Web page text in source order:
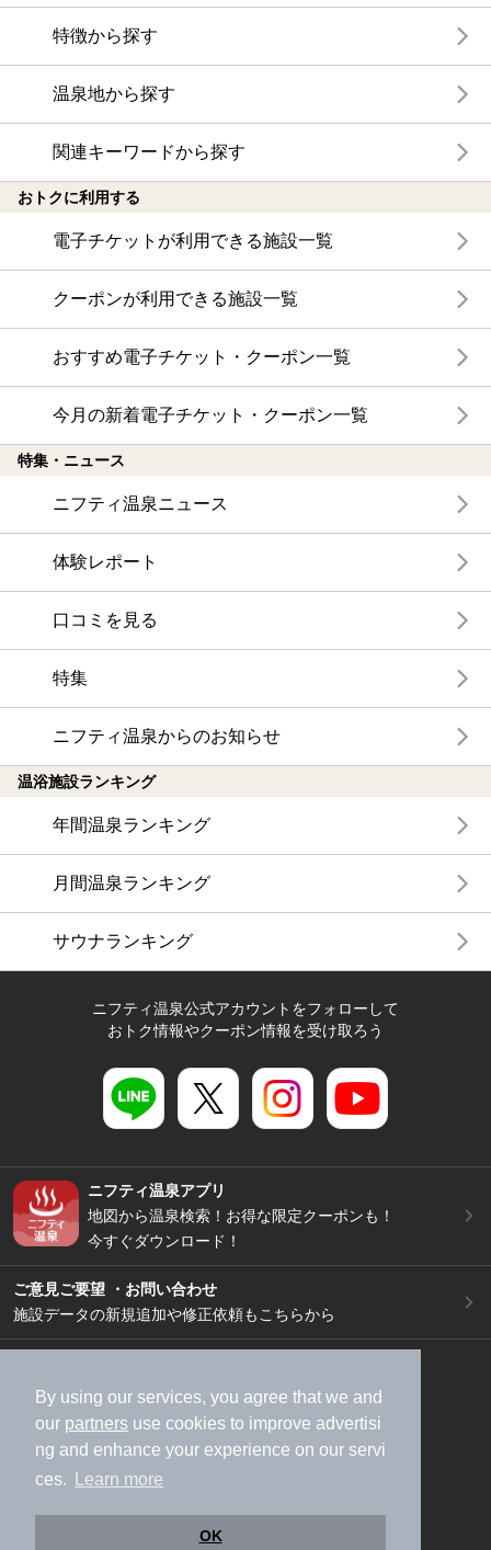
By using our services, you agree that we and
our partners use cookies to improve advertisi
ng and enhance your experience on our servi
ces.
Learn more
OK
特徴から探す
温泉地から探す
関連キーワードから探す
おトクに利用する
電子チケットが利用できる施設一覧
クーポンが利用できる施設一覧
おすすめ電子チケット・クーポン一覧
今月の新着電子チケット・クーポン一覧
特集・ニュース
ニフティ温泉ニュース
体験レポート
口コミを見る
特集
ニフティ温泉からのお知らせ
温浴施設ランキング
年間温泉ランキング
月間温泉ランキング
サウナランキング
ニフティ温泉公式アカウントをフォローして
おトク情報やクーポン情報を受け取ろう
ニフティ温泉アプリ
地図から温泉検索！お得な限定クーポンも！
今すぐダウンロード！
ご意見ご要望 ・お問い合わせ
施設データの新規追加や修正依頼もこちらから
加盟店募集（資料請求）
広告出稿のご案内
利用規約
ライフスタイルMEMBERS+規約
特定商取引法に基づく表記
ヘルプ
採用情報
運営会社